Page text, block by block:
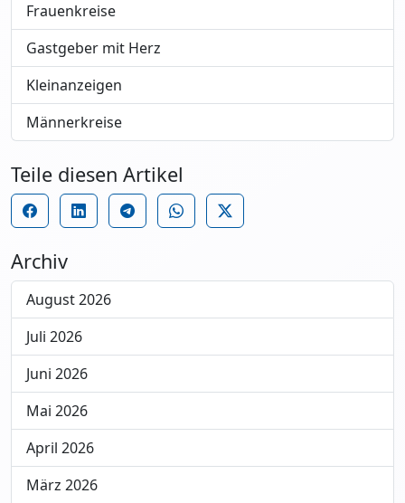
Frauenkreise
Gastgeber mit Herz
Kleinanzeigen
Männerkreise
Teile diesen Artikel
Archiv
August 2026
Juli 2026
Juni 2026
Mai 2026
April 2026
März 2026